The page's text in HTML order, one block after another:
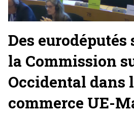
Des eurodéputés
la Commission
Occidental dans
commerce UE-